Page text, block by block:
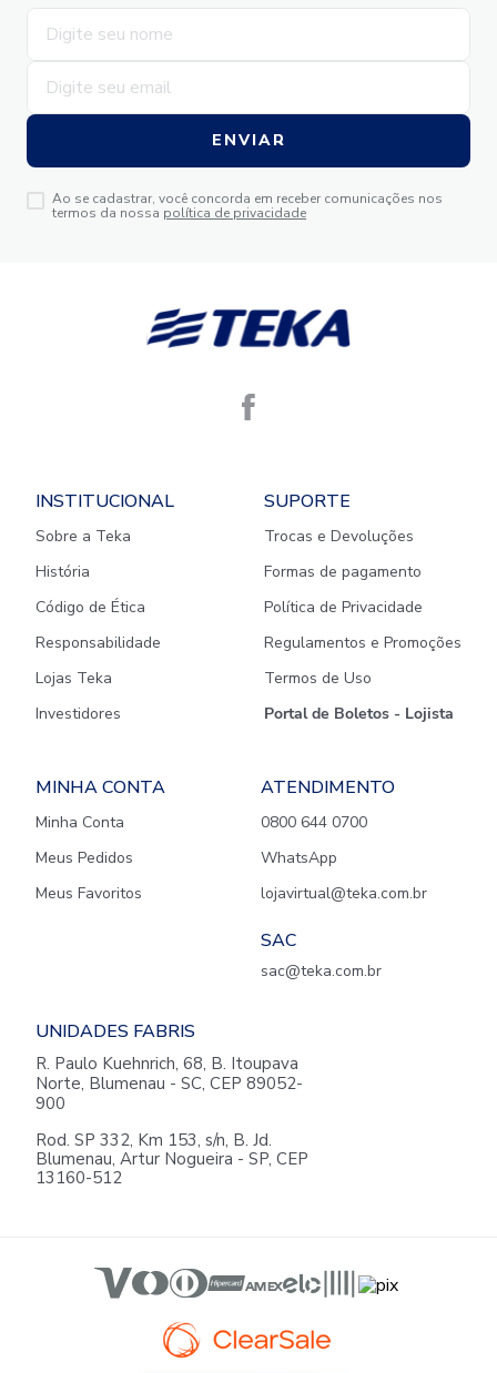
ENVIAR
Ao se cadastrar, você concorda em receber comunicações nos
termos da nossa política de privacidade
INSTITUCIONAL
Sobre a Teka
História
Código de Ética
Responsabilidade
Lojas Teka
Investidores
SUPORTE
Trocas e Devoluções
Formas de pagamento
Política de Privacidade
Regulamentos e Promoções
Termos de Uso
Portal de Boletos - Lojista
MINHA CONTA
Minha Conta
Meus Pedidos
Meus Favoritos
ATENDIMENTO
0800 644 0700
WhatsApp
lojavirtual@teka.com.br
SAC
sac@teka.com.br
UNIDADES FABRIS
R. Paulo Kuehnrich, 68, B. Itoupava
Norte, Blumenau - SC, CEP 89052-
900
Rod. SP 332, Km 153, s/n, B. Jd.
Blumenau, Artur Nogueira - SP, CEP
13160-512